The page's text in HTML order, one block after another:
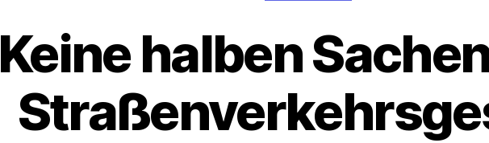
Keine halben